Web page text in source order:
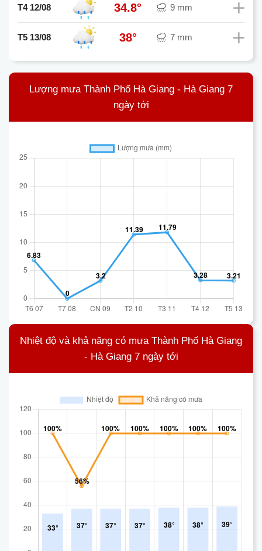
T4 12/08 34.8° 9 mm
T5 13/08 38° 7 mm
Lượng mưa Thành Phố Hà Giang - Hà Giang 7
ngày tới
Nhiệt độ và khả năng có mưa Thành Phố Hà Giang
- Hà Giang 7 ngày tới